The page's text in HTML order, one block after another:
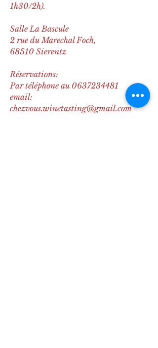
1h30/2h).
Salle La Bascule
2 rue du Marechal Foch,
68510 Sierentz
Réservations:
Par téléphone au 0637234481
email:
chezvous.winetasting@gmail.com